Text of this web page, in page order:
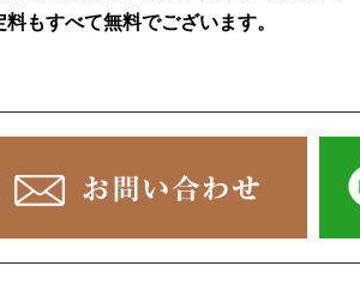
もすべて無料でございます。